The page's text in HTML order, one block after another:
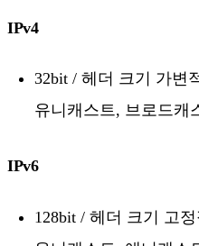
IPv4
32bit / 헤더 크기 가변
유니캐스트, 브로드캐
IPv6
128bit / 헤더 크기 고